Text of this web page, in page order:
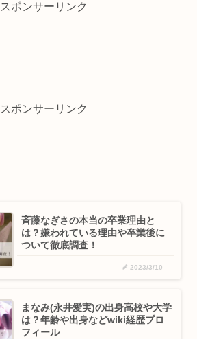
スポンサーリンク
スポンサーリンク
斉藤なぎさの本当の卒業理由と
は？嫌われている理由や卒業後に
ついて徹底調査！
2023/3/10
まなみ(永井愛実)の出身高校や大学
は？年齢や出身などwiki経歴プロ
フィール